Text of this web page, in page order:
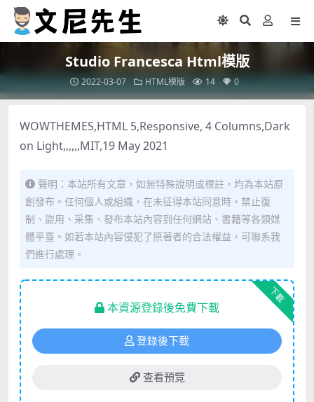
Studio Francesca Html模版
2022-03-07 HTML模版 14 0
WOWTHEMES,HTML 5,Responsive, 4 Columns,Dark
on Light,,,,,,MIT,19 May 2021
聲明：本站所有文章，如無特殊說明或標註，均為本站原
創發布。任何個人或組織，在未征得本站同意時，禁止復
制、盜用、采集、發布本站內容到任何網站、書籍等各類媒
體平臺。如若本站內容侵犯了原著者的合法權益，可聯系我
們進行處理。
下載
本資源登錄後免費下載
登錄後下載
查看預覽